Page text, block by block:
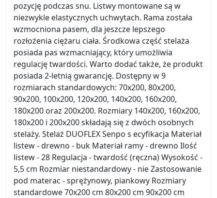
pozycję podczas snu. Listwy montowane są w
niezwykle elastycznych uchwytach. Rama została
wzmocniona pasem, dla jeszcze lepszego
rozłożenia ciężaru ciała. Środkowa część stelaża
posiada pas wzmacniający, który umożliwia
regulację twardości. Warto dodać także, że produkt
posiada 2-letnią gwarancję. Dostępny w 9
rozmiarach standardowych: 70x200, 80x200,
90x200, 100x200, 120x200, 140x200, 160x200,
180x200 oraz 200x200. Rozmiary 140x200, 160x200,
180x200 i 200x200 składają się z dwóch osobnych
stelaży. Stelaż DUOFLEX Senpo s ecyfikacja Materiał
listew - drewno - buk Materiał ramy - drewno Ilość
listew - 28 Regulacja - twardość (ręczna) Wysokość -
5,5 cm Rozmiar niestandardowy - nie Zastosowanie
pod materac - sprężynowy, piankowy Rozmiary
standardowe 70x200 cm 80x200 cm 90x200 cm